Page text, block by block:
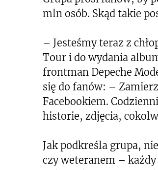
mln osób. Skąd takie
– Jesteśmy teraz z
Tour i do wydania
frontman Depeche
się do fanów: –
Facebookiem.
historie, zdjęcia,
Jak podkreśla grupa,
czy weteranem – każdy